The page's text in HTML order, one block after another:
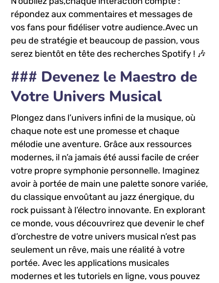
répondez aux ‍commentaires et‍ messages de
vos ​fans pour fidéliser votre audience.Avec un
peu de stratégie et beaucoup de passion, vous
serez bientôt en​ tête des recherches Spotify ! ⁣🎶
### Devenez le Maestro de
Votre Univers Musical
Plongez dans⁣ l’univers infini ⁢de ‍la musique, où​
chaque note ⁤est une promesse et chaque
mélodie une ‍aventure. Grâce aux ⁣ressources‍
modernes, il n’a jamais été aussi facile de créer
votre propre symphonie‍ personnelle. Imaginez
avoir⁣ à ‍portée de ‍main une palette sonore variée,⁣
du classique ‌envoûtant au‌ jazz énergique, du
rock puissant ⁤à l’électro ⁤innovante. En​ explorant
ce monde, vous découvrirez que devenir le chef
d’orchestre de votre⁢ univers musical n’est pas
seulement​ un rêve, mais une réalité à votre‌
portée. Avec les ‍applications musicales
modernes et les tutoriels⁤ en ligne,‍ vous pouvez